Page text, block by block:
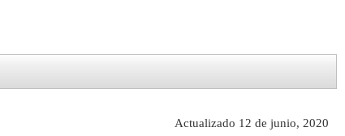
Actualizado 12 de junio, 2020